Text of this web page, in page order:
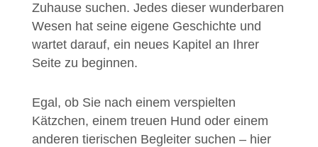
Zuhause suchen. Jedes dieser wunderbaren
Wesen hat seine eigene Geschichte und
wartet darauf, ein neues Kapitel an Ihrer
Seite zu beginnen.
Egal, ob Sie nach einem verspielten
Kätzchen, einem treuen Hund oder einem
anderen tierischen Begleiter suchen – hier